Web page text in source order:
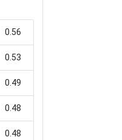
0.56
0.53
0.49
0.48
0.48